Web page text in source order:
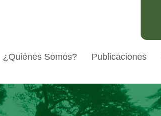
¿Quiénes Somos? Publicaciones